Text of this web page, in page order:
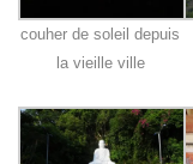
couher de soleil depuis
la vieille ville